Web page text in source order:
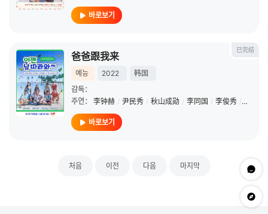
바로보기
已完结
爸爸跟我来
예능 2022
韩国
감독：
주연：
李钟赫 / 尹民秀 / 秋山成勋 / 李同国 / 李俊秀 / 尹厚
바로보기
처음 이전 다음 마지막 문의하
app